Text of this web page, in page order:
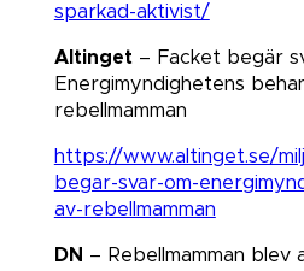
sparkad-aktivist/
Altinget– Facket begär
Energimyndighetens
rebellmamman​​​​​​​
https://www.altinget.se/
begar-svar-om-
av-rebellmamman
DN – Rebellmamman blev